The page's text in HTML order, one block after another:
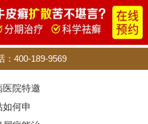
：400-189-9569
医院特邀
如何申